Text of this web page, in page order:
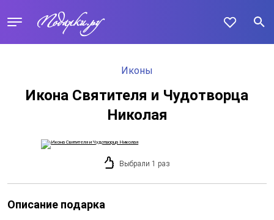
Иконы
Икона Святителя и Чудотворца
Николая
Выбрали 1 раз
Описание подарка